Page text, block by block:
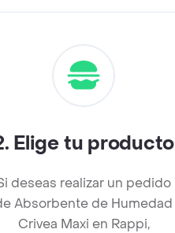
. Elige tu producto
deseas realizar un pedido
Absorbente de Humedad
Crivea Maxi en Rappi,